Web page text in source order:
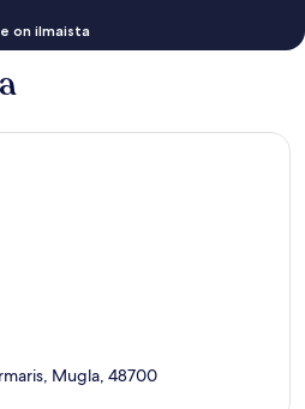
on ilmaista
Mugla, 48700